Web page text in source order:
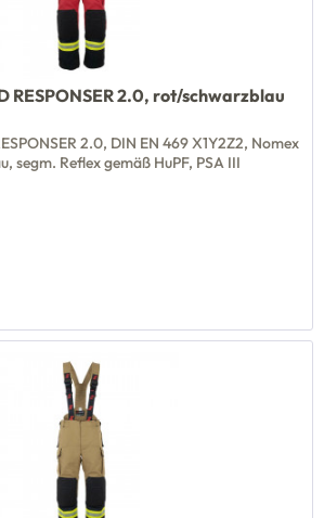
RESPONSER 2.0, rot/schwarzblau
2.0, DIN EN 469 X1Y2Z2, Nomex
segm. Reflex gemäß HuPF, PSA III